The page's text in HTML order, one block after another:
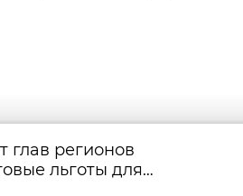
глав регионов
льготы для